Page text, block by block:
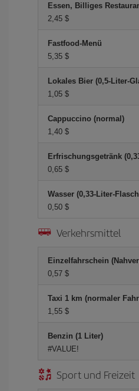
Essen, Billiges
2,45 $
Fastfood-Menü
5,35 $
Lokales Bier (0,5-Liter-
1,05 $
Cappuccino (normal)
1,40 $
Erfrischungsgetränk
0,65 $
Wasser (0,33-Liter-
0,50 $
Verkehrsmittel
Einzelfahrschein
0,57 $
Taxi 1 km (normaler
1,55 $
Benzin (1 Liter)
#VALUE!
Sport und Freizeit